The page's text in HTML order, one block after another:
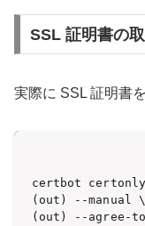
SSL 証明書の
実際に SSL 証明書
certbot
(out) --manual \
(out) --agree-